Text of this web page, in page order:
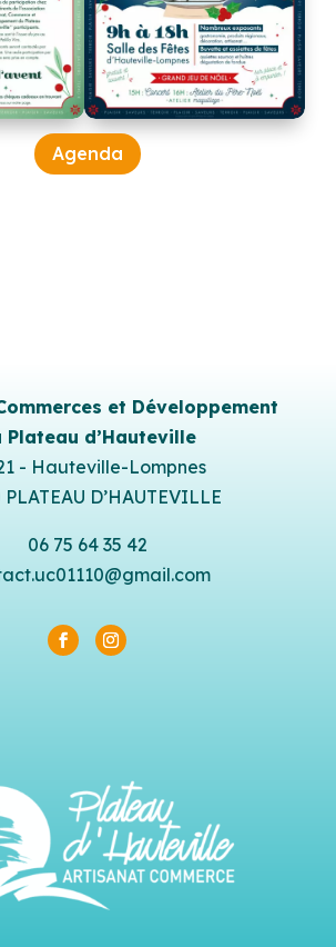
Agenda
et Développement
Plateau d’Hauteville
- Hauteville-Lompnes
PLATEAU D’HAUTEVILLE
06 75 64 35 42